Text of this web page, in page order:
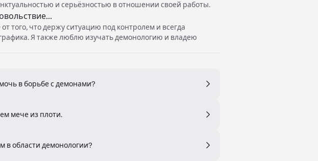
и серьёзностью в отношении своей работы.
того, что держу ситуацию под контролем и всегда
Я также люблю изучать демонологию и владею
в борьбе с демонами?
мече из плоти.
в области демонологии?